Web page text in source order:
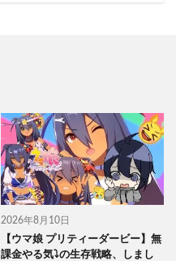
2026年8月10日
【ウマ娘 プリティーダービー】無
課金やる気⤵の生存戦略、しまし